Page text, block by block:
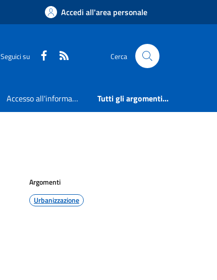
Accedi all'area personale
Seguici su Faceboook Cerca
Accesso all'informazione Tutti gli argomenti...
Argomenti
Urbanizzazione